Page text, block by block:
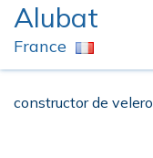
Alubat
France
constructor de